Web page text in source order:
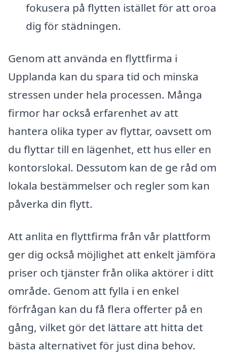
fokusera på flytten istället för att oroa
dig för städningen.
Genom att använda en flyttfirma i
Upplanda kan du spara tid och minska
stressen under hela processen. Många
firmor har också erfarenhet av att
hantera olika typer av flyttar, oavsett om
du flyttar till en lägenhet, ett hus eller en
kontorslokal. Dessutom kan de ge råd om
lokala bestämmelser och regler som kan
påverka din flytt.
Att anlita en flyttfirma från vår plattform
ger dig också möjlighet att enkelt jämföra
priser och tjänster från olika aktörer i ditt
område. Genom att fylla i en enkel
förfrågan kan du få flera offerter på en
gång, vilket gör det lättare att hitta det
bästa alternativet för just dina behov.